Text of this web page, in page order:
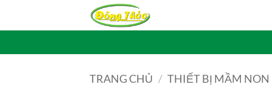
dung
TRANG CHỦ / THIẾT BỊ MẦM NON